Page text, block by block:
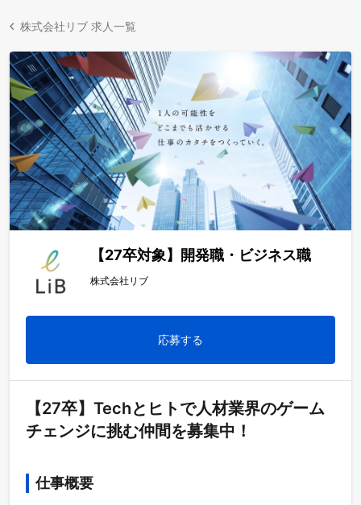
株式会社リブ 求人一覧
【27卒対象】開発職・ビジネス職
株式会社リブ
応募する
【27卒】Techとヒトで人材業界のゲーム
チェンジに挑む仲間を募集中！
仕事概要